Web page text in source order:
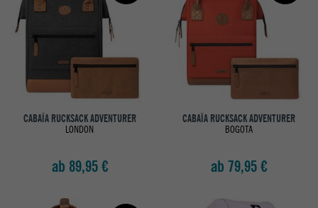
CABAÏA RUCKSACK ADVENTURER
LONDON
ab 89,95 €
CABAÏA RUCKSACK ADVENTURER
BOGOTA
ab 79,95 €